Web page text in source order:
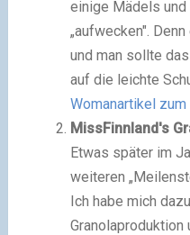
einige Mädels und
„aufwecken".
und man sollte
auf die leichte
Womanartikel zum
MissFinnland's
Etwas später im
weiteren
Ich habe mich